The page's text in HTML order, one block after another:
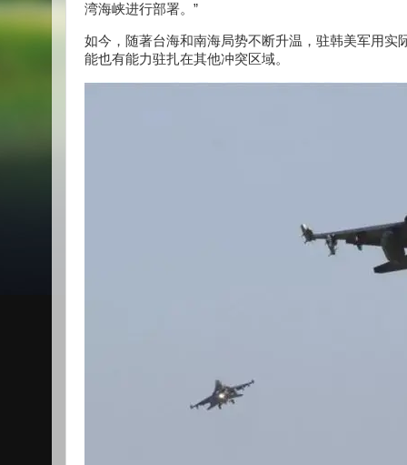
湾海峡进行部署。”
如今，随著台海和南海局势不断升温，驻韩美军用
能也有能力驻扎在其他冲突区域。